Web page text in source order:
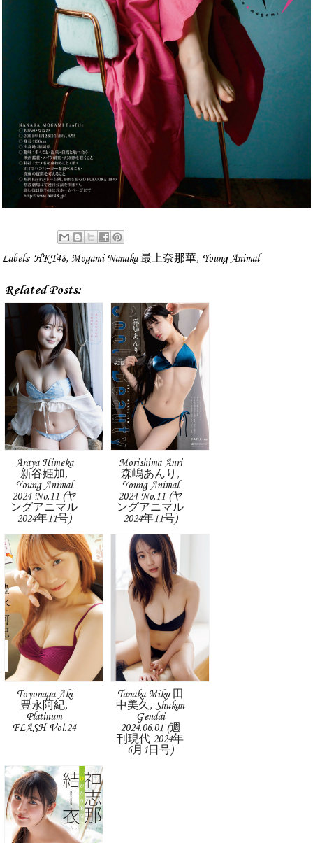
Labels: HKT48, Mogami Nanaka 最上奈那華, Young Animal
Related Posts:
Araya Himeka
新谷姫加,
Young Animal
2024 No.11 (ヤ
ングアニマル
2024年11号)
Morishima Anri
森嶋あんり,
Young Animal
2024 No.11 (ヤ
ングアニマル
2024年11号)
Toyonaga Aki
豊永阿紀,
Platinum
FLASH Vol.24
Tanaka Miku 田
中美久, Shukan
Gendai
2024.06.01 (週
刊現代 2024年
6月1日号)